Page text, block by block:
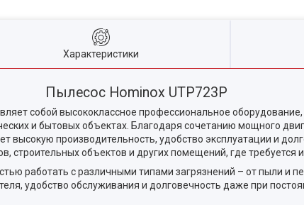
Характеристики
Пылесос Hominox UTP723P
собой высококлассное профессиональное оборудование,
и бытовых объектах. Благодаря сочетанию мощного
высокую производительность, удобство эксплуатации и
строительных объектов и других помещений, где требуется
работать с различными типами загрязнений – от пыли и
удобство обслуживания и долговечность даже при